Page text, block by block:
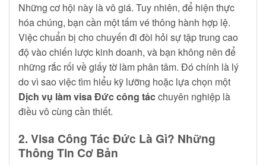
Những cơ hội này là vô giá. Tuy nhiên, để hiện thực
hóa chúng, bạn cần một tấm vé thông hành hợp lệ.
Việc chuẩn bị cho chuyến đi đòi hỏi sự tập trung cao
độ vào chiến lược kinh doanh, và bạn không nên để
những rắc rối về giấy tờ làm phân tâm. Đó chính là lý
do vì sao việc tìm hiểu kỹ lưỡng hoặc lựa chọn một
Dịch vụ làm visa Đức công tácchuyên nghiệp là
điều vô cùng cần thiết.
2. Visa Công Tác Đức Là Gì? Những
Thông Tin Cơ Bản